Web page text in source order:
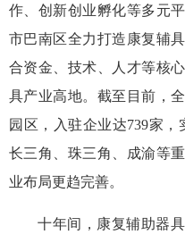
作、创新创业孵化等多元
市巴南区全力打造康复辅
合资金、技术、人才等核
具产业高地。截至目前，
园区，入驻企业达739家，
长三角、珠三角、成渝等
业布局更趋完善。
十年间，康复辅助器